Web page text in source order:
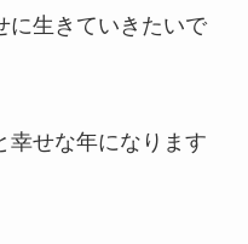
に生きていきたいで
幸せな年になります